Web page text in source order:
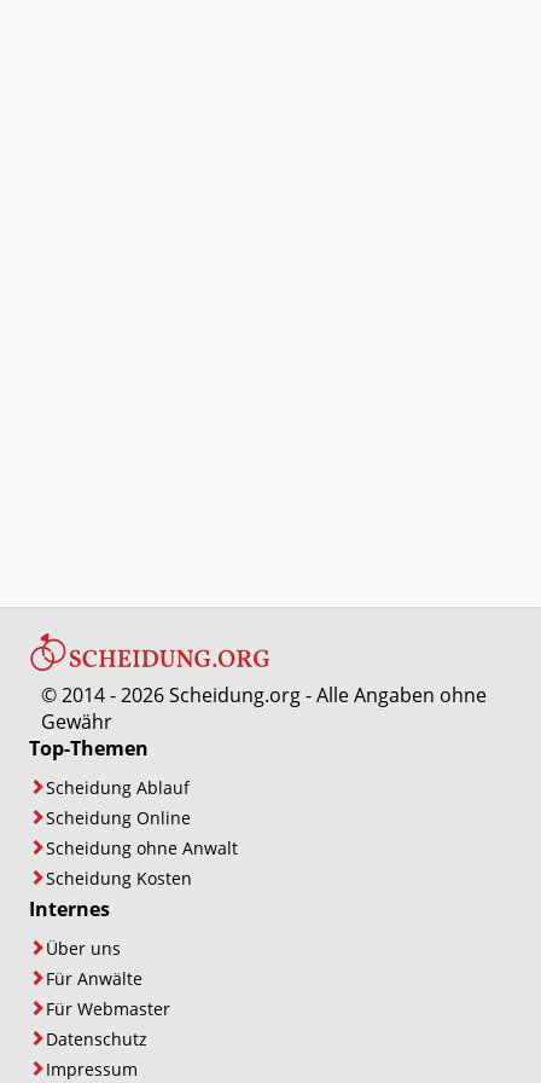
© 2014 - 2026 Scheidung.org - Alle Angaben ohne
Gewähr
Top-Themen
Scheidung Ablauf
Scheidung Online
Scheidung ohne Anwalt
Scheidung Kosten
Internes
Über uns
Für Anwälte
Für Webmaster
Datenschutz
Impressum